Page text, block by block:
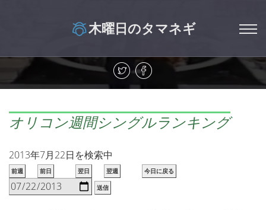
木曜日のタマネギ
オリコン週間シングルランキング
2013年7月22日を検索中
前週 前日 翌日 翌週 今日に戻る
送信